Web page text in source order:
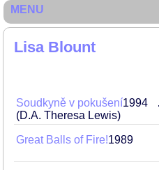
Lisa Blount
Soudkyně v pokušení1994
(D.A. Theresa Lewis)
Great Balls of Fire!1989
MENU